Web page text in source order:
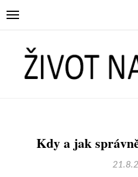
Kdy a jak